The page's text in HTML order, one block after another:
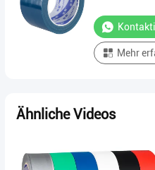
Mehr
Ähnliche Videos